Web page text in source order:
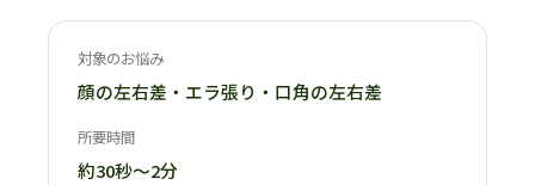
対象のお悩み
顔の左右差・エラ張り・口角の左右差
所要時間
約30秒〜2分